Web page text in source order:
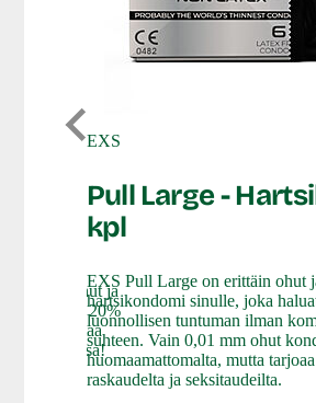
ihanan ohut ja
Se on 20%
se antaa
kanssa!
EXS
Pull Large -
kpl
EXS Pull Large on erittäin ohut
hartsikondomi sinulle, joka
luonnollisen tuntuman ilman
suhteen. Vain 0,01 mm ohut
huomaamattomalta, mutta
raskaudelta ja seksitaudeilta.